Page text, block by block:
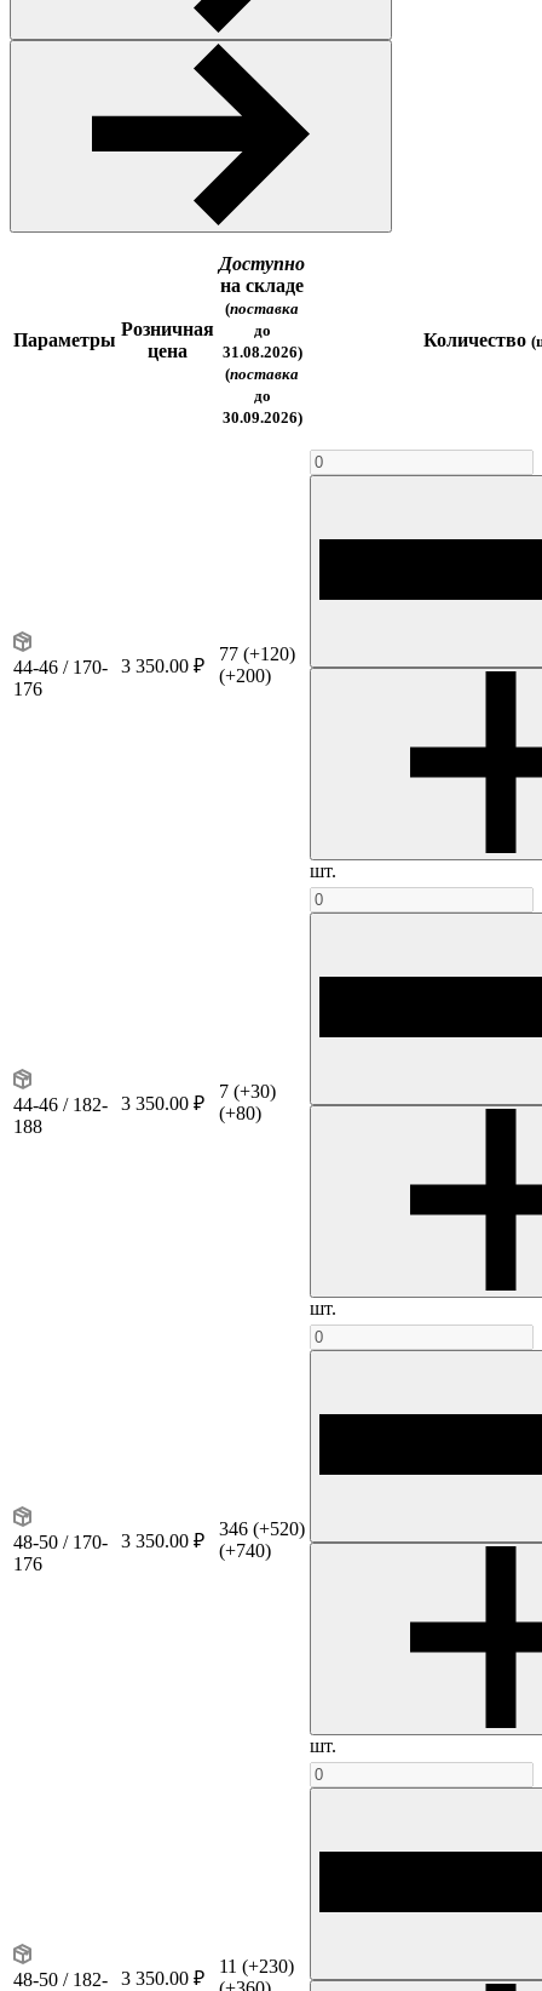
Параметры
Розничная
цена
Доступно
на складе
(поставка
до
31.08.2026)
(поставка
до
30.09.2026)
Количество
44-46 / 170-
176
3 350.00 ₽
77 (+120)
(+200)
шт.
44-46 / 182-
188
3 350.00 ₽
7 (+30)
(+80)
шт.
48-50 / 170-
176
3 350.00 ₽
346 (+520)
(+740)
шт.
48-50 / 182-
3 350.00 ₽
11 (+230)